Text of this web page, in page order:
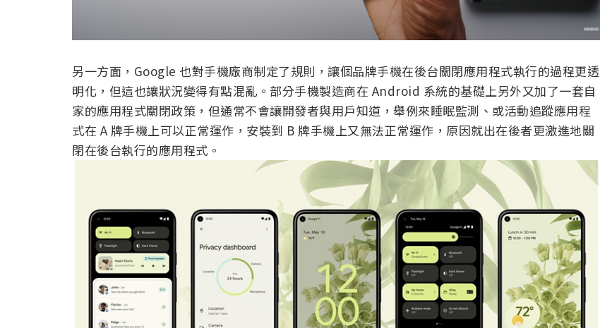
另一方面，Google 也對手機廠商制定了規則，讓個品牌手機在後台關閉應用程式執行的過程更透
明化，但這也讓狀況變得有點混亂。部分手機製造商在 Android 系統的基礎上另外又加了一套自
家的應用程式關閉政策，但通常不會讓開發者與用戶知道，舉例來睡眠監測、或活動追蹤應用程
式在 A 牌手機上可以正常運作，安裝到 B 牌手機上又無法正常運作，原因就出在後者更激進地關
閉在後台執行的應用程式。